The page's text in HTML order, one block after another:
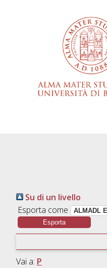
Su di un livello
Esporta come
Vai a: P